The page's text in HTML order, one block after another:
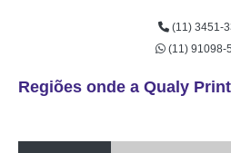
(11) 3451-
(11) 91098-
Regiões onde a Qualy